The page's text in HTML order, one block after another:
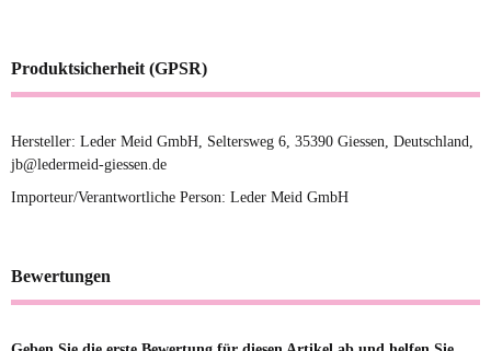
Produktsicherheit (GPSR)
Hersteller: Leder Meid GmbH, Seltersweg 6, 35390 Giessen, Deutschland,
jb@ledermeid-giessen.de
Importeur/Verantwortliche Person: Leder Meid GmbH
Bewertungen